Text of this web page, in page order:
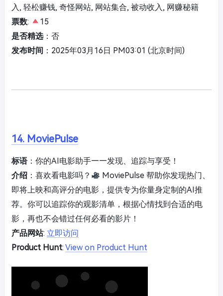
入, 轻松赚钱, 奇怪网站, 网站集合, 被动收入, 网赚秘籍
票数:
15
是否精选：否
发布时间 ：2025年03月16日 PM03:01 (北京时间)
14. MoviePulse
标语：你的AI电影助手——发现、追踪与享受！
介绍 ：喜欢看电影吗？
MoviePulse 帮助你发现热门、
即将上映和高评分的电影，提供专为你量身定制的AI推
荐。你可以追踪你的观影清单，根据心情找到合适的电
影，再也不会错过任何必看的影片！
产品网站: 立即访问
Product Hunt: View on Product Hunt